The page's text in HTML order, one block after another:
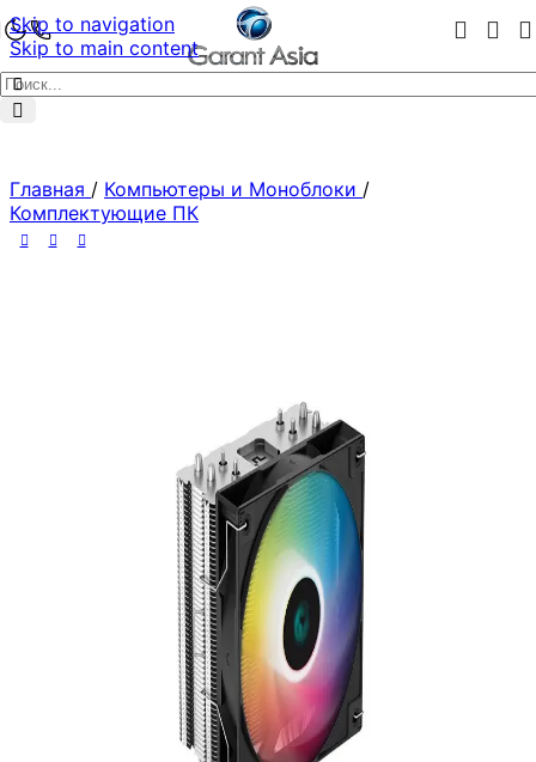
Skip to navigation
Skip to main content
Главная / Компьютеры и Моноблоки /
Комплектующие ПК